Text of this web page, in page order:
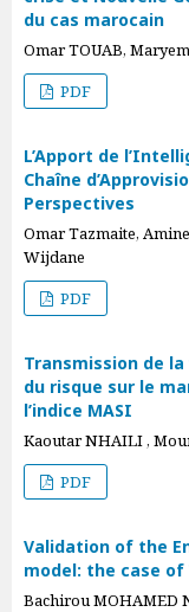
du cas marocain
Omar TOUAB,
PDF
L’Apport de
Chaîne
Perspectives
Omar Tazmaite,
Wijdane
PDF
Transmission de
du risque sur le
l’indice MASI
Kaoutar NHAILI ,
PDF
Validation of the
model: the case
Bachirou MOHAMED